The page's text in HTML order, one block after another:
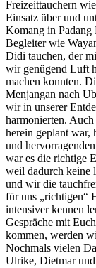
Freizeittauchern
Einsatz über und
Komang in Padang
Begleiter wie
Didi tauchen, der
wir genügend Luft
machen konnten.
Menjangan nach
wir in unserer
harmonierten.
herein geplant war,
und
war es die richtige
weil dadurch keine
und wir die
für uns „richtigen“
intensiver kennen
Gespräche mit
kommen, werden
Nochmals vielen
Ulrike, Dietmar